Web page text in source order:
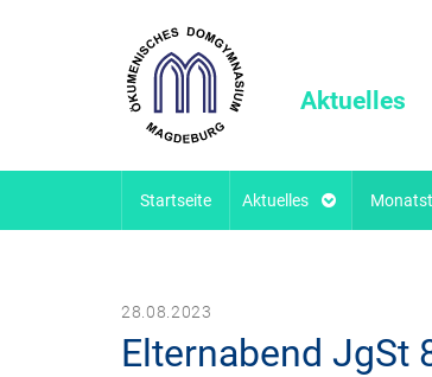
Aktuelles
Startseite Aktuelles
28.08.2023
Elternabend JgSt